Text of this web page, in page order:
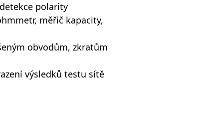
polarity
měřič kapacity,
obvodům, zkratům
výsledků testu sítě